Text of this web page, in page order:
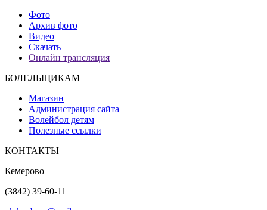
Фото
Архив фото
Видео
Скачать
Онлайн трансляция
БОЛЕЛЬЩИКАМ
Магазин
Администрация сайта
Волейбол детям
Полезные ссылки
КОНТАКТЫ
Кемерово
(3842) 39-60-11